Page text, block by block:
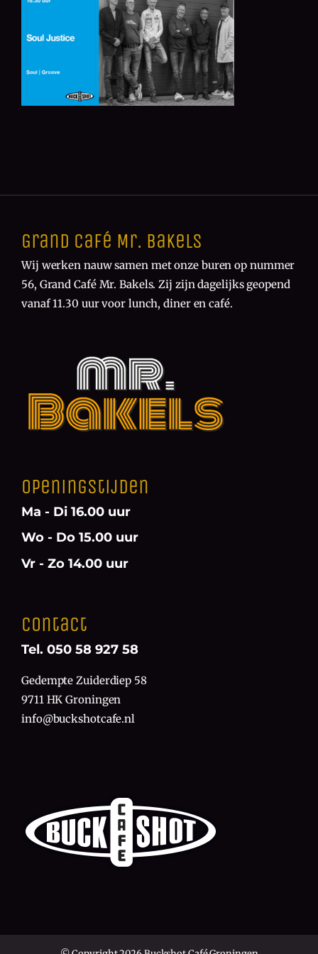
Grand Café Mr. Bakels
Wij werken nauw samen met onze buren op nummer
56, Grand Café Mr. Bakels. Zij zijn dagelijks geopend
vanaf 11.30 uur voor lunch, diner en café.
Openingstijden
Ma - Di 16.00 uur
Wo - Do 15.00 uur
Vr - Zo 14.00 uur
Contact
Tel. 050 58 927 58
Gedempte Zuiderdiep 58
9711 HK Groningen
info@buckshotcafe.nl